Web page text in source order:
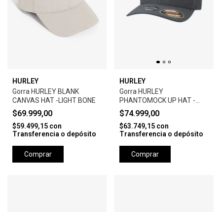
HURLEY
Gorra HURLEY BLANK
CANVAS HAT -LIGHT BONE
$69.999,00
$59.499,15 con
Transferencia o depósito
Comprar
HURLEY
Gorra HURLEY
PHANTOMOCK UP HAT -
BLACK
$74.999,00
$63.749,15 con
Transferencia o depósito
Comprar